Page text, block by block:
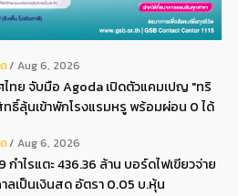
Aug 6, 2026
ไทย จับมือ Agoda เปิดตัวแคมเปญ "ทริ
ธิ์ลุ้นเข้าพักโรงแรมหรู พร้อมผ่อน 0 ได้
Aug 6, 2026
กำไรแตะ 436.36 ล้าน บอร์ดไฟเขียวจ่าย
ลเป็นเงินสด อัตรา 0.05 บ.หุ้น